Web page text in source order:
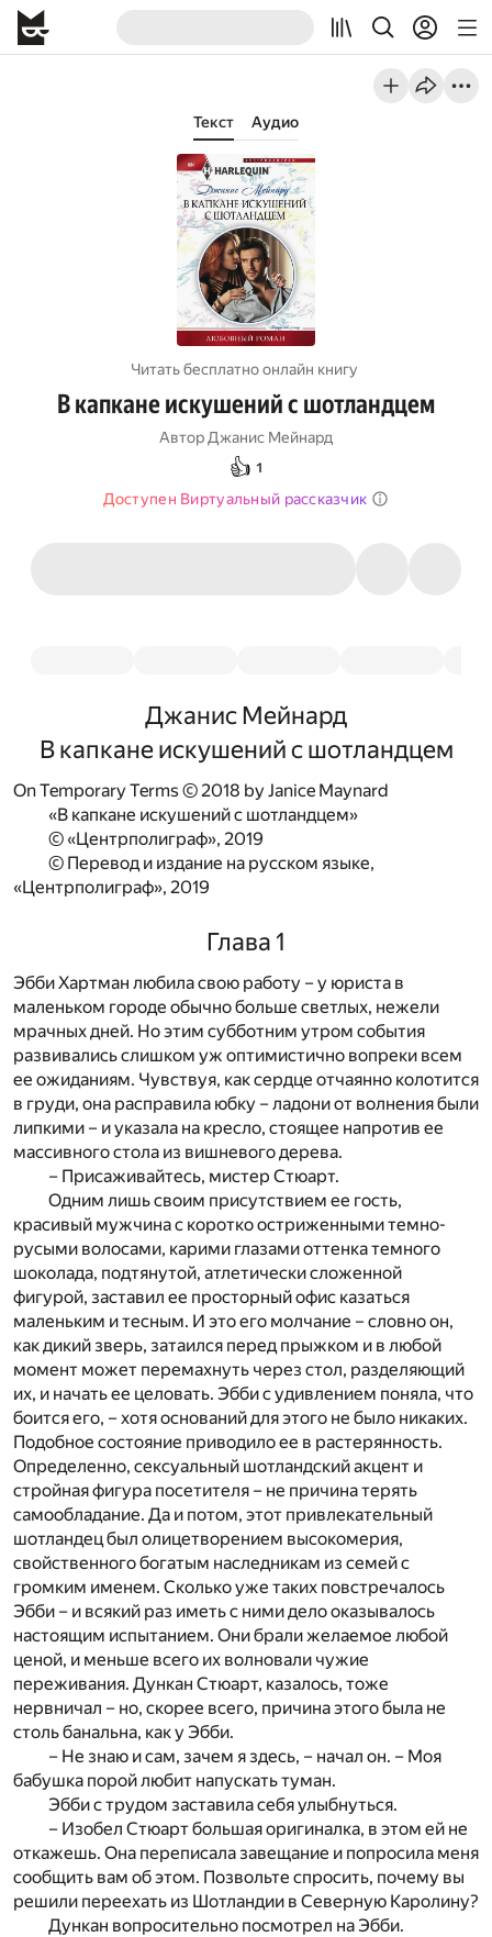
Текст Аудио
Читать бесплатно онлайн книгу
В капкане искушений с шотландцем
Автор Джанис Мейнард
👍 1
Доступен Виртуальный рассказчик
Джанис Мейнард
В капкане искушений с шотландцем
On Temporary Terms © 2018 by Janice Maynard
«В капкане искушений с шотландцем»
© «Центрполиграф», 2019
© Перевод и издание на русском языке,
«Центрполиграф», 2019
Глава 1
Эбби Хартман любила свою работу – у юриста в
маленьком городе обычно больше светлых, нежели
мрачных дней. Но этим субботним утром события
развивались слишком уж оптимистично вопреки всем
ее ожиданиям. Чувствуя, как сердце отчаянно колотится
в груди, она расправила юбку – ладони от волнения были
липкими – и указала на кресло, стоящее напротив ее
массивного стола из вишневого дерева.
– Присаживайтесь, мистер Стюарт.
Одним лишь своим присутствием ее гость,
красивый мужчина с коротко остриженными темно-
русыми волосами, карими глазами оттенка темного
шоколада, подтянутой, атлетически сложенной
фигурой, заставил ее просторный офис казаться
маленьким и тесным. И это его молчание – словно он,
как дикий зверь, затаился перед прыжком и в любой
момент может перемахнуть через стол, разделяющий
их, и начать ее целовать. Эбби с удивлением поняла, что
боится его, – хотя оснований для этого не было никаких.
Подобное состояние приводило ее в растерянность.
Определенно, сексуальный шотландский акцент и
стройная фигура посетителя – не причина терять
самообладание. Да и потом, этот привлекательный
шотландец был олицетворением высокомерия,
свойственного богатым наследникам из семей с
громким именем. Сколько уже таких повстречалось
Эбби – и всякий раз иметь с ними дело оказывалось
настоящим испытанием. Они брали желаемое любой
ценой, и меньше всего их волновали чужие
переживания. Дункан Стюарт, казалось, тоже
нервничал – но, скорее всего, причина этого была не
столь банальна, как у Эбби.
– Не знаю и сам, зачем я здесь, – начал он. – Моя
бабушка порой любит напускать туман.
Эбби с трудом заставила себя улыбнуться.
– Изобел Стюарт большая оригиналка, в этом ей не
откажешь. Она переписала завещание и попросила меня
сообщить вам об этом. Позвольте спросить, почему вы
решили переехать из Шотландии в Северную Каролину?
Дункан вопросительно посмотрел на Эбби.